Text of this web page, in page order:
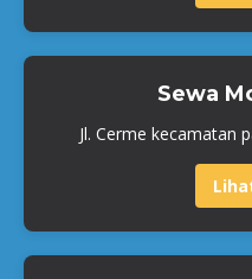
Sewa
Jl. Cerme kecamatan